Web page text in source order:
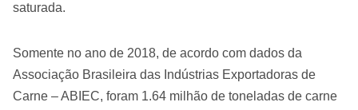
saturada.
Somente no ano de 2018, de acordo com dados da
Associação Brasileira das Indústrias Exportadoras de
Carne – ABIEC, foram 1.64 milhão de toneladas de carne